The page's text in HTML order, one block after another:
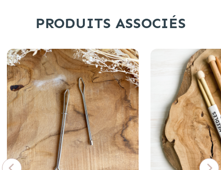
PRODUITS ASSOCIÉS